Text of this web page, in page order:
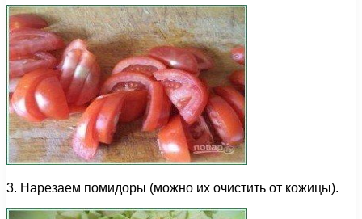
3. Нарезаем помидоры (можно их очистить от кожицы).